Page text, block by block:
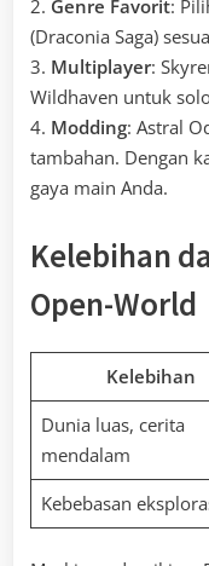
2. Genre Favorit:
(Draconia Saga)
3. Multiplayer:
Wildhaven untuk
4. Modding: Astral
tambahan. Dengan
gaya main Anda.
Kelebihan
Open-World
Kelebihan
Dunia luas, cerita
mendalam
Kebebasan